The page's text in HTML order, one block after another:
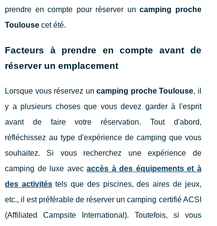
prendre en compte pour réserver uncamping proche
Toulouse cet été.
Facteurs à prendre en compte avant de
réserver un emplacement
Lorsque vous réservez uncamping proche Toulouse, il
y a plusieurs choses que vous devez garder à l'esprit
avant de faire votre réservation. Tout d'abord,
réfléchissez au type d'expérience de camping que vous
souhaitez. Si vous recherchez une expérience de
camping de luxe avecaccès à des équipements et à
des activitéstels que des piscines, des aires de jeux,
etc., il est préférable de réserver un camping certifié ACSI
(Affiliated Campsite International). Toutefois, si vous